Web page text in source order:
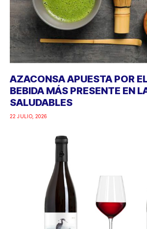
AZACONSA APUESTA POR
BEBIDA MÁS PRESENTE EN
SALUDABLES
22 JULIO, 2026